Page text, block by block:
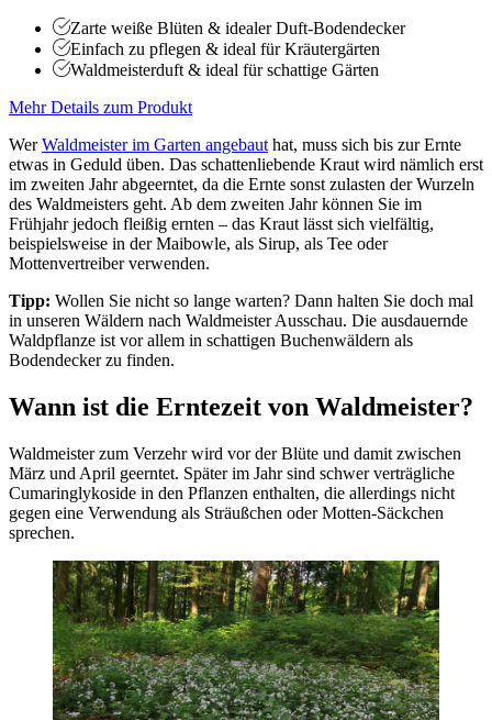
Zarte weiße Blüten & idealer Duft-Bodendecker
Einfach zu pflegen & ideal für Kräutergärten
Waldmeisterduft & ideal für schattige Gärten
Mehr Details zum Produkt
WerWaldmeister im Garten angebaut hat, muss sich bis zur Ernte
etwas in Geduld üben. Das schattenliebende Kraut wird nämlich erst
im zweiten Jahr abgeerntet, da die Ernte sonst zulasten der Wurzeln
des Waldmeisters geht. Ab dem zweiten Jahr können Sie im
Frühjahr jedoch fleißig ernten – das Kraut lässt sich vielfältig,
beispielsweise in der Maibowle, als Sirup, als Tee oder
Mottenvertreiber verwenden.
Tipp: Wollen Sie nicht so lange warten? Dann halten Sie doch mal
in unseren Wäldern nach Waldmeister Ausschau. Die ausdauernde
Waldpflanze ist vor allem in schattigen Buchenwäldern als
Bodendecker zu finden.
Wann ist die Erntezeit von Waldmeister?
Waldmeister zum Verzehr wird vor der Blüte und damit zwischen
März und April geerntet. Später im Jahr sind schwer verträgliche
Cumaringlykoside in den Pflanzen enthalten, die allerdings nicht
gegen eine Verwendung als Sträußchen oder Motten-Säckchen
sprechen.